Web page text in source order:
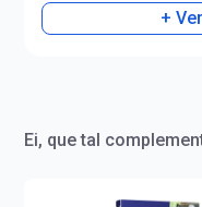
+
Ei, que tal